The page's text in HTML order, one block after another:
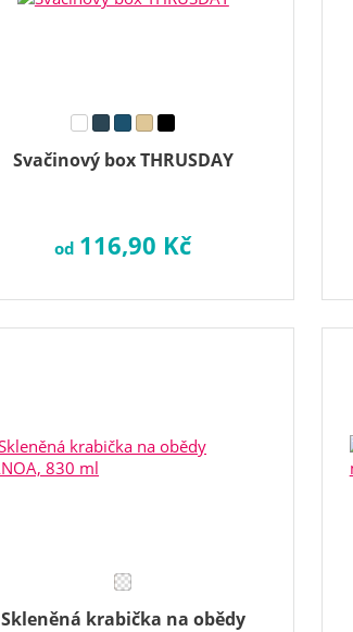
Svačinový box THRUSDAY
od 116,90 Kč
Skleněná krabička na obědy